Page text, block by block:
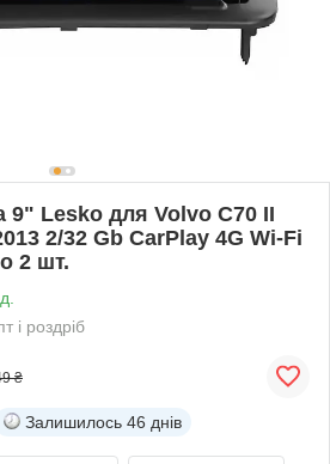
9" Lesko для Volvo C70 II
2/32 Gb CarPlay 4G Wi-Fi
2 шт.
і роздріб
₴
Залишилось 46 днів